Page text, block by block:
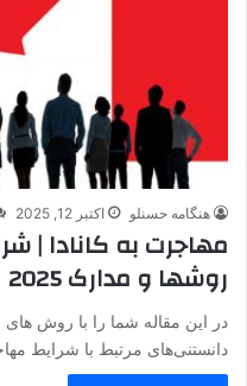
هنگامه حسنلو اکتبر 12, 2025
مهاجرت به کانادا |
روشها و مدارک 2025
در این مقاله شما را با روش‌ های
دانستنی‌های مرتبط با شرایط